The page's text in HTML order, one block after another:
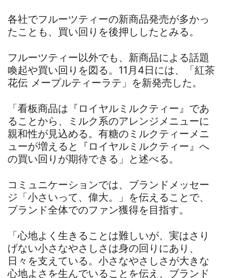
各社でフルーツティーの新商品発売が多かっ
たことも、買い回りを後押ししたとみる。
フルーツティー以外でも、新商品による話題
喚起や買い回りを図る。11月4日には、「紅茶
花伝 メープルティーラテ」を新発売した。
「看板商品は『ロイヤルミルクティー』であ
ることから、ミルク系のアレンジメニューに
親和性が見込める。有糖のミルクティーメニ
ューが増えると『ロイヤルミルクティー』へ
の買い回りが期待できる」と述べる。
コミュニケーションでは、ブランドメッセー
ジ「小さいって、偉大。」を伝えることで、
ブランド全体でのファン獲得を目指す。
「心地よく生きることは難しいが、実はさり
げない小さなやさしさは身の回りにあり、
日々を支えている。小さなやさしさが大きな
心地よさを生んでいることを伝え、ブランド